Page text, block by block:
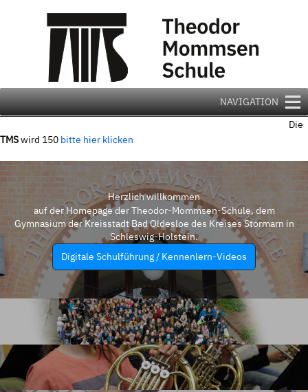
NAVIGATION
Die
TMSwird 150 bitte hier klicken
Herzlich willkommen
auf der Homepage der Theodor-Mommsen-Schule, dem
Gymnasium der Kreisstadt Bad Oldesloe des Kreises Stormarn in
Schleswig-Holstein.
Digitale Schulführung / Kennenlern-Videos